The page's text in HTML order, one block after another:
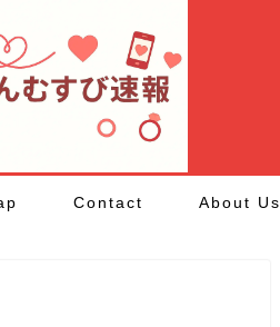
Contact About Us